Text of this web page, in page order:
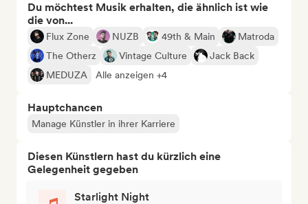
Du möchtest Musik erhalten, die ähnlich ist wie
die von...
Flux Zone NUZB 49th & Main
Matroda
The Otherz
Vintage Culture
Jack Back
MEDUZA
Alle anzeigen +4
Hauptchancen
Manage Künstler in ihrer Karriere
Diesen Künstlern hast du kürzlich eine
Gelegenheit gegeben
Starlight Night